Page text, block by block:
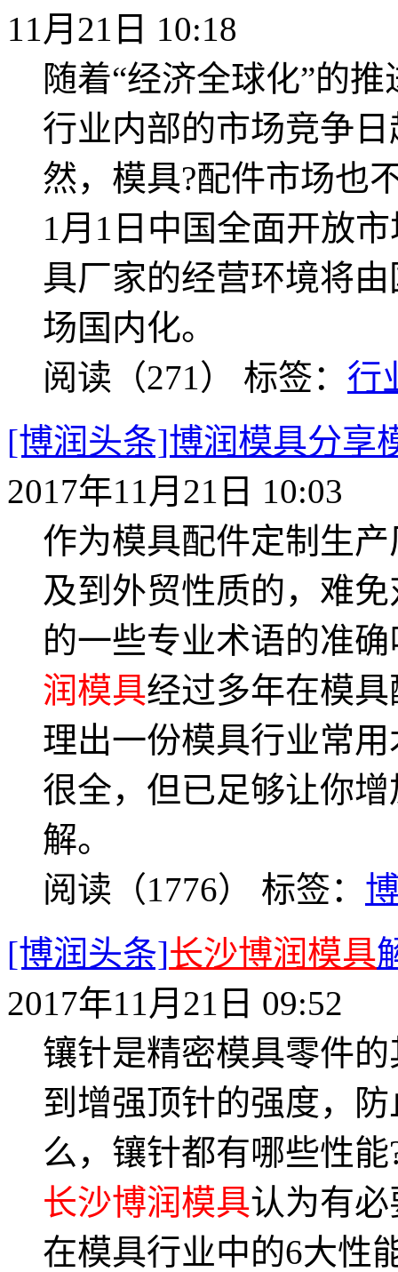
11月21日 10:18
随着“经济全球化”的
行业内部的市场竞争
然，模具?配件市场也
1月1日中国全面开放
具厂家的经营环境将
场国内化。
阅读（271） 标签： 行
[博润头条]博润模具分享
2017年11月21日 10:03
作为模具配件定制生
及到外贸性质的，难
的一些专业术语的准
润模具经过多年在模
理出一份模具行业常
很全，但已足够让你
解。
阅读（1776） 标签：
[博润头条]长沙博润模具
2017年11月21日 09:52
镶针是精密模具零件
到增强顶针的强度，
么，镶针都有哪些性
长沙博润模具认为有
在模具行业中的6大性